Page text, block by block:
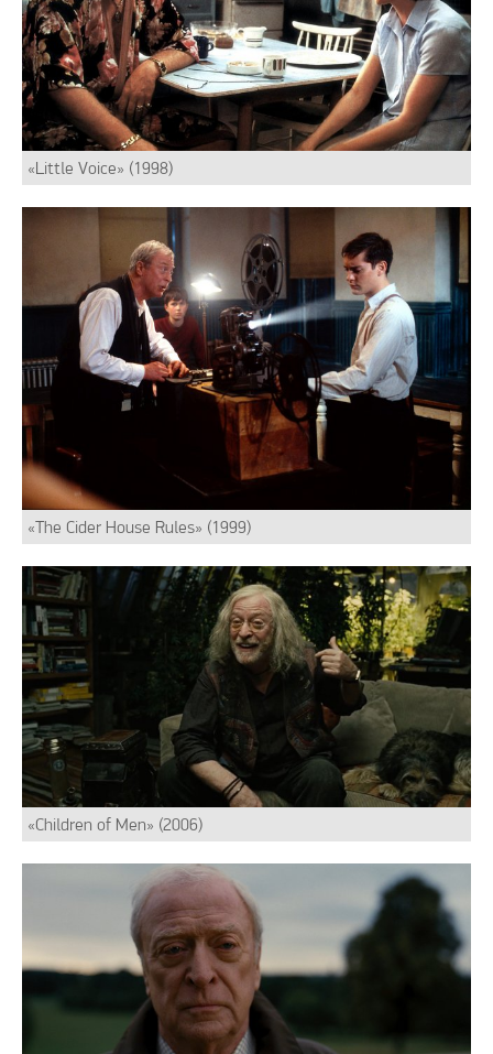
«Little Voice» (1998)
«The Cider House Rules» (1999)
«Children of Men» (2006)